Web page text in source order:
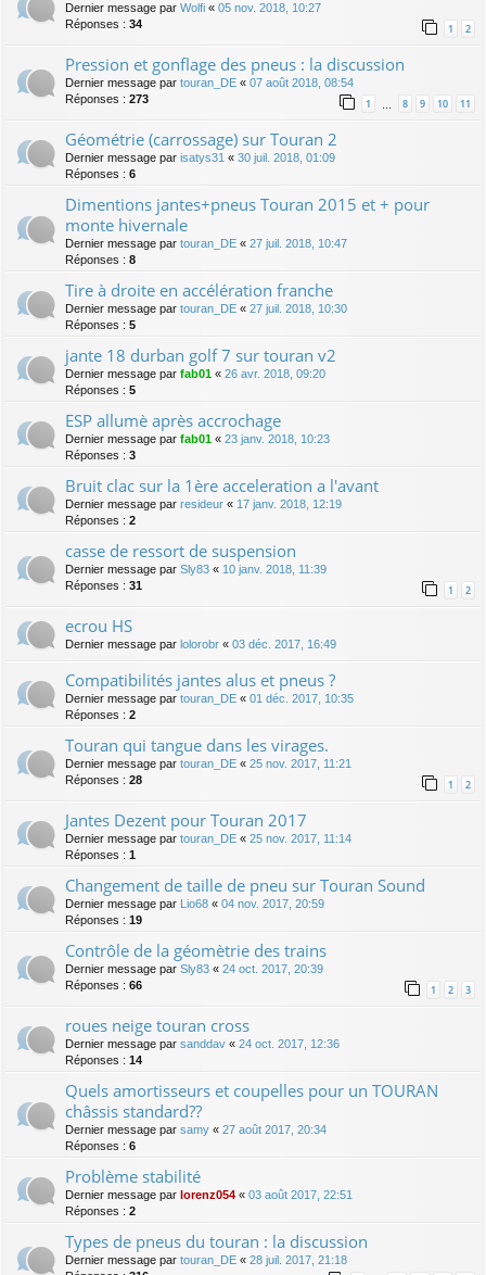
Dernier message par Wolfi « 05 nov. 2018, 10:27
Réponses : 34 1 2
Pression et gonflage des pneus : la discussion
Dernier message par touran_DE « 07 août 2018, 08:54
Réponses : 273 1 8 9 10 11
Géométrie (carrossage) sur Touran 2
Dernier message par isatys31 « 30 juil. 2018, 01:09
Réponses : 6
Dimentions jantes+pneus Touran 2015 et + pour
monte hivernale
Dernier message par touran_DE « 27 juil. 2018, 10:47
Réponses : 8
Tire à droite en accélération franche
Dernier message par touran_DE « 27 juil. 2018, 10:30
Réponses : 5
jante 18 durban golf 7 sur touran v2
Dernier message par fab01 « 26 avr. 2018, 09:20
Réponses : 5
ESP allumè après accrochage
Dernier message par fab01 « 23 janv. 2018, 10:23
Réponses : 3
Bruit clac sur la 1ère acceleration a l'avant
Dernier message par resideur « 17 janv. 2018, 12:19
Réponses : 2
casse de ressort de suspension
Dernier message par Sly83 « 10 janv. 2018, 11:39
Réponses : 31 1 2
ecrou HS
Dernier message par lolorobr « 03 déc. 2017, 16:49
Compatibilités jantes alus et pneus ?
Dernier message par touran_DE « 01 déc. 2017, 10:35
Réponses : 2
Touran qui tangue dans les virages.
Dernier message par touran_DE « 25 nov. 2017, 11:21
Réponses : 28 1 2
Jantes Dezent pour Touran 2017
Dernier message par touran_DE « 25 nov. 2017, 11:14
Réponses : 1
Changement de taille de pneu sur Touran Sound
Dernier message par Lio68 « 04 nov. 2017, 20:59
Réponses : 19
Contrôle de la géomètrie des trains
Dernier message par Sly83 « 24 oct. 2017, 20:39
Réponses : 66 1 2 3
roues neige touran cross
Dernier message par sanddav « 24 oct. 2017, 12:36
Réponses : 14
Quels amortisseurs et coupelles pour un TOURAN
châssis standard??
Dernier message par samy « 27 août 2017, 20:34
Réponses : 6
Problème stabilité
Dernier message par lorenz054 « 03 août 2017, 22:51
Réponses : 2
Types de pneus du touran : la discussion
Dernier message par touran_DE « 28 juil. 2017, 21:18